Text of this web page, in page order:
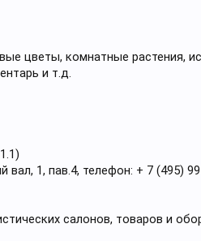
цветы, комнатные растения,
и т.д.
1, пав.4, телефон: + 7 (495)
салонов, товаров и